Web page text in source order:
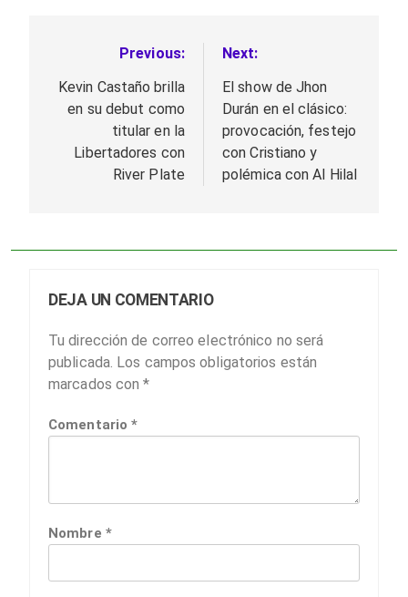
Navegación
de
entradas
Previous:
Kevin Castaño brilla
en su debut como
titular en la
Libertadores con
River Plate
Next:
El show de Jhon
Durán en el clásico:
provocación, festejo
con Cristiano y
polémica con Al Hilal
DEJA UN COMENTARIO
Tu dirección de correo electrónico no será
publicada. Los campos obligatorios están
marcados con*
Comentario*
Nombre *